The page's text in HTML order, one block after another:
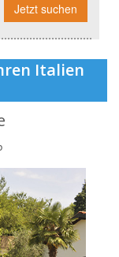
Jetzt suchen
Italien